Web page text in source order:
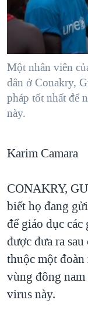
"Tìm"NGƯỜI VIỆT HẢI
ĐỜI SỐNG
KINH TẾ
SỨC KHOẺ
VĂN HOÁ
GIÁO DỤC
TẠI
HÀNH TRÌNH
MỘT NĂM
GIẢI MÃ VÀNH
NGÀY TỊ NẠN
CHI PHÍ CHIẾN
THƯỢNG ĐỈNH
TRỊNH VĨNH
NGƯ DÂN VIỆT
BÊN KIA QUỐC
QUAN HỆ VIỆT
VIDEO
MẠNG XÃ HỘI
Ngôn ngữ khác
Một nhân viên
dân ở Conakry,
pháp tốt nhất để
này.
Karim Camara
CONAKRY,
biết họ đang
để giáo dục
được đưa ra
thuộc một
vùng đông
virus này.